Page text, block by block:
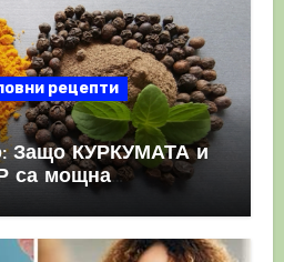
рецепти
Защо КУРКУМАТА и
са мощна